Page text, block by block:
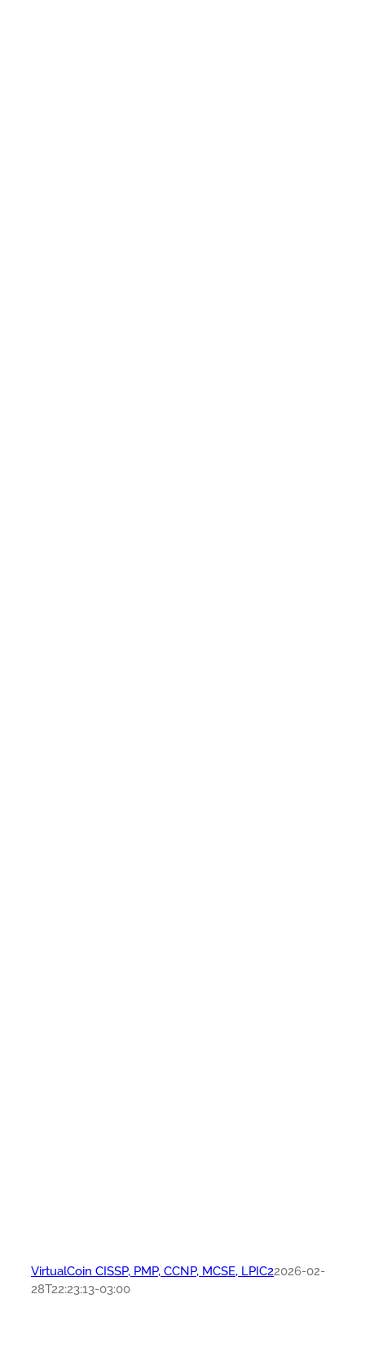
VirtualCoin CISSP, PMP, CCNP, MCSE, LPIC22026-02-
28T22:23:13-03:00